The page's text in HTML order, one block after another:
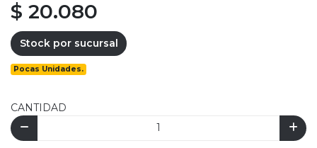
$ 20.080
Stock por sucursal
Pocas Unidades.
CANTIDAD